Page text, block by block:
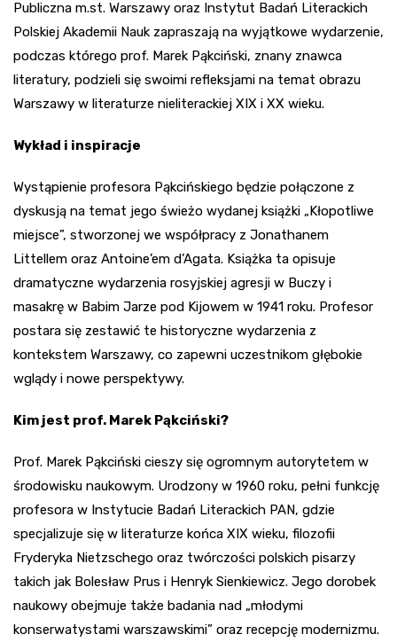
Publiczna m.st. Warszawy oraz Instytut Badań Literackich
Polskiej Akademii Nauk zapraszają na wyjątkowe wydarzenie,
podczas którego prof. Marek Pąkciński, znany znawca
literatury, podzieli się swoimi refleksjami na temat obrazu
Warszawy w literaturze nieliterackiej XIX i XX wieku.
Wykład i inspiracje
Wystąpienie profesora Pąkcińskiego będzie połączone z
dyskusją na temat jego świeżo wydanej książki „Kłopotliwe
miejsce”, stworzonej we współpracy z Jonathanem
Littellem oraz Antoine’em d’Agata. Książka ta opisuje
dramatyczne wydarzenia rosyjskiej agresji w Buczy i
masakrę w Babim Jarze pod Kijowem w 1941 roku. Profesor
postara się zestawić te historyczne wydarzenia z
kontekstem Warszawy, co zapewni uczestnikom głębokie
wglądy i nowe perspektywy.
Kim jest prof. Marek Pąkciński?
Prof. Marek Pąkciński cieszy się ogromnym autorytetem w
środowisku naukowym. Urodzony w 1960 roku, pełni funkcję
profesora w Instytucie Badań Literackich PAN, gdzie
specjalizuje się w literaturze końca XIX wieku, filozofii
Fryderyka Nietzschego oraz twórczości polskich pisarzy
takich jak Bolesław Prus i Henryk Sienkiewicz. Jego dorobek
naukowy obejmuje także badania nad „młodymi
konserwatystami warszawskimi” oraz recepcję modernizmu.